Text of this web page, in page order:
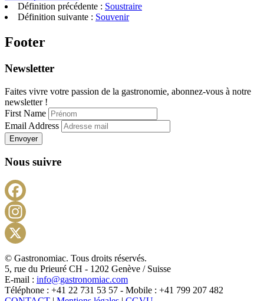
Définition précédente : Soustraire
Définition suivante : Souvenir
Footer
Newsletter
Faites vivre votre passion de la gastronomie, abonnez-vous à notre
newsletter !
First Name
Email Address
Envoyer
Nous suivre
X
© Gastronomiac. Tous droits réservés.
5, rue du Prieuré CH - 1202 Genève / Suisse
E-mail : info@gastronomiac.com
Téléphone : +41 22 731 53 57 - Mobile : +41 799 207 482